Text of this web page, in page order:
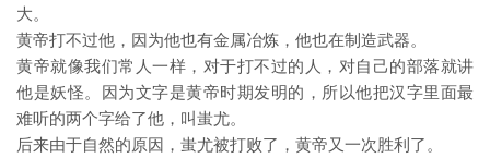
大。
黄帝打不过他，因为他也有金属冶炼，他也在制造武器。
黄帝就像我们常人一样，对于打不过的人，对自己的部落就讲
他是妖怪。因为文字是黄帝时期发明的，所以他把汉字里面最
难听的两个字给了他，叫蚩尤。
后来由于自然的原因，蚩尤被打败了，黄帝又一次胜利了。